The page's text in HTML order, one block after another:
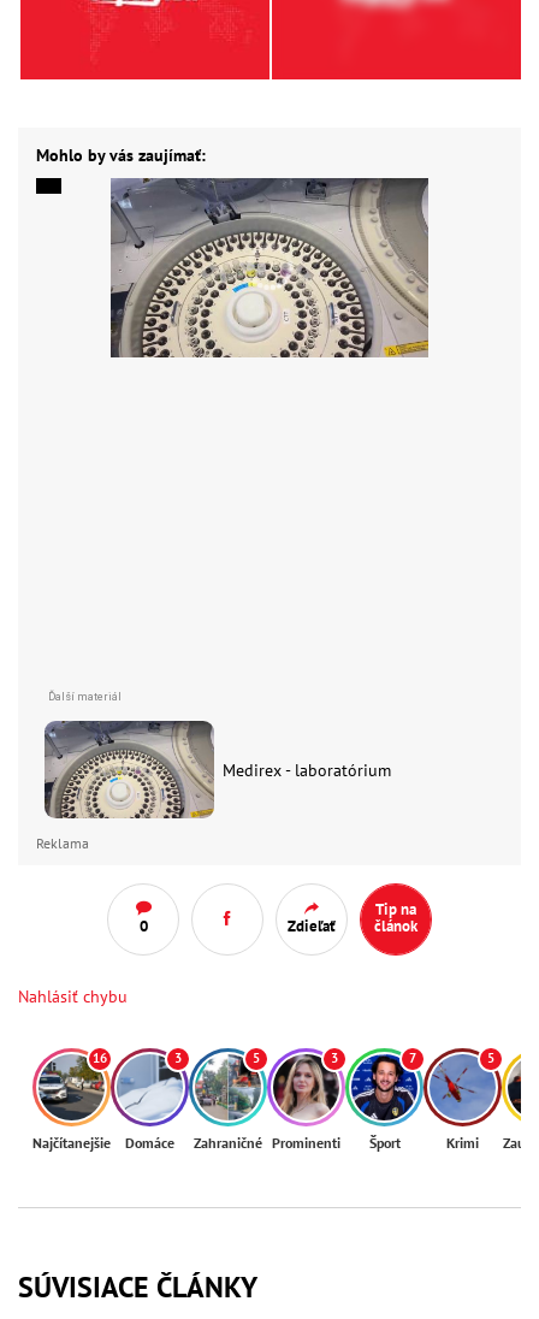
Mohlo by vás zaujímať:
Medirex - laboratórium
Reklama
0 Zdieľať
Tip na
článok
Nahlásiť chybu
16
Najčítanejšie
3
Domáce
5
Zahraničné
3
Prominenti
7
Šport
5
Krimi
SÚVISIACE ČLÁNKY